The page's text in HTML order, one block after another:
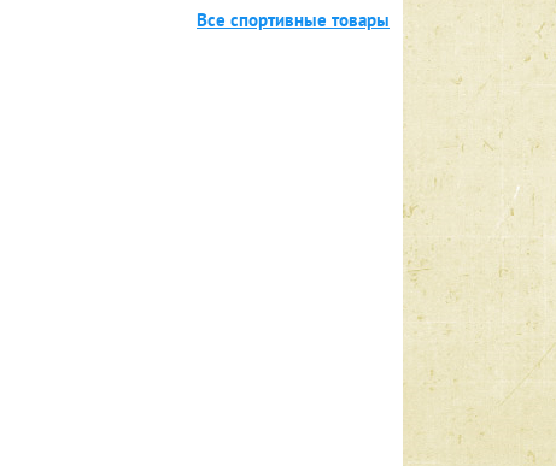
Все спортивные товары